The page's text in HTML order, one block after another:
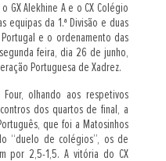
GX Alekhine A e o CX Colégio
equipas da 1.ª Divisão e duas
e o ordenamento das
feira, dia 26 de junho,
Portuguesa de Xadrez.
olhando aos respetivos
dos quartos de final, a
que foi a Matosinhos
“duelo de colégios”, os de
por 2,5-1,5. A vitória do CX